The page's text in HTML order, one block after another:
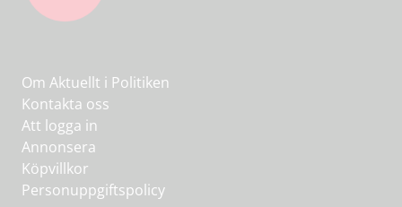
Om Aktuellt i Politiken
Kontakta oss
Att logga in
Annonsera
Köpvillkor
Personuppgiftspolicy